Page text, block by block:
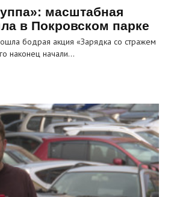
масштабная
в Покровском парке
бодрая акция «Зарядка со стражем
наконец начали…